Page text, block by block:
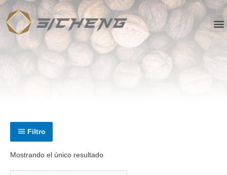
Filtro
Mostrando el único resultado